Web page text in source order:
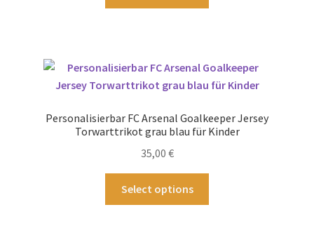
auf.
Die
können
Produktseite
Personalisierbar FC Arsenal Goalkeeper Jersey
Torwarttrikot grau blau für Kinder
35,00 €
Select options